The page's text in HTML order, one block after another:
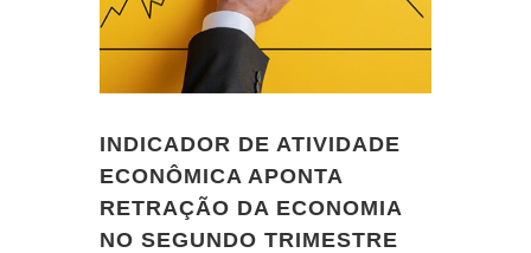
INDICADOR DE ATIVIDADE
ECONÔMICA APONTA
RETRAÇÃO DA ECONOMIA
NO SEGUNDO TRIMESTRE